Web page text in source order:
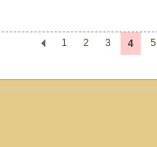
1 2 3 4 5